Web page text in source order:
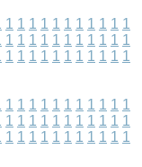
1 1 1 1 1 1 1 1 1 1 1
1 1 1 1 1 1 1 1 1 1 1
1 1 1 1 1 1 1 1 1 1 1
1 1 1 1 1 1 1 1 1 1 1
1 1 1 1 1 1 1 1 1 1 1
1 1 1 1 1 1 1 1 1 1 1